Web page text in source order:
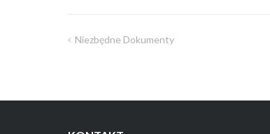
Nawigacja
Niezbędne Dokumenty